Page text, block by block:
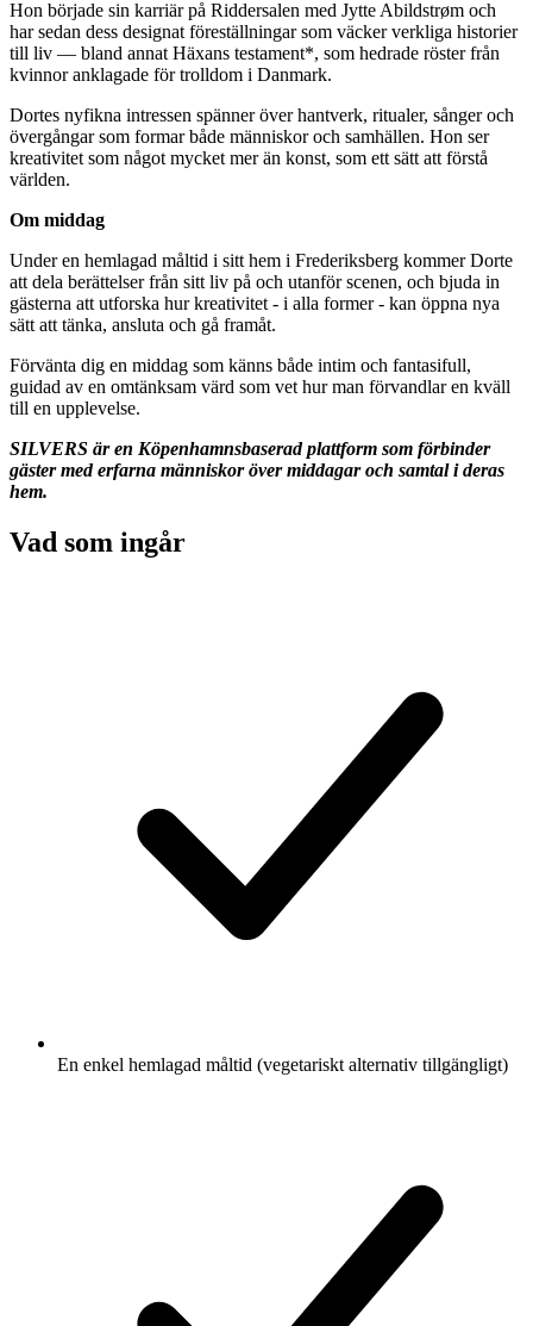
Hon började sin karriär på Riddersalen med Jytte Abildstrøm och
har sedan dess designat föreställningar som väcker verkliga historier
till liv — bland annat Häxans testament*, som hedrade röster från
kvinnor anklagade för trolldom i Danmark.
Dortes nyfikna intressen spänner över hantverk, ritualer, sånger och
övergångar som formar både människor och samhällen. Hon ser
kreativitet som något mycket mer än konst, som ett sätt att förstå
världen.
Om middag
Under en hemlagad måltid i sitt hem i Frederiksberg kommer Dorte
att dela berättelser från sitt liv på och utanför scenen, och bjuda in
gästerna att utforska hur kreativitet - i alla former - kan öppna nya
sätt att tänka, ansluta och gå framåt.
Förvänta dig en middag som känns både intim och fantasifull,
guidad av en omtänksam värd som vet hur man förvandlar en kväll
till en upplevelse.
SILVERS är en Köpenhamnsbaserad plattform som förbinder
gäster med erfarna människor över middagar och samtal i deras
hem.
Vad som ingår
En enkel hemlagad måltid (vegetariskt alternativ tillgängligt)